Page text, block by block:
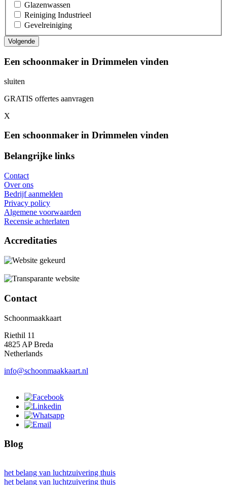
Glazenwassen
Reiniging Industrieel
Gevelreiniging
Een schoonmaker in Drimmelen vinden
sluiten
GRATIS offertes aanvragen
X
Een schoonmaker in Drimmelen vinden
Belangrijke links
Contact
Over ons
Bedrijf aanmelden
Privacy policy
Algemene voorwaarden
Recensie achterlaten
Accreditaties
Contact
Schoonmaakkaart
Riethil 11
4825 AP Breda
Netherlands
info@schoonmaakkaart.nl
Blog
het belang van luchtzuivering thuis
het belang van luchtzuivering thuis